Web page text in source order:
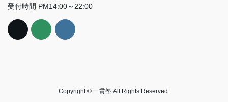
受付時間 PM14:00～22:00
Copyright © 一貫塾 All Rights Reserved.